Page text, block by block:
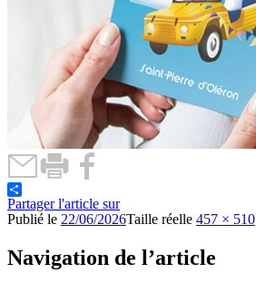
Partager l'article sur
Publié le 22/06/2026Taille réelle 457 × 510
Navigation de l’article